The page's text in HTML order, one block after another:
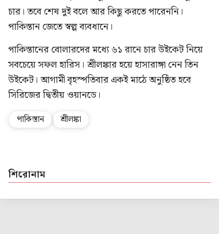
চার। তবে শেষ দুই বলে আর কিছু করতে পারেননি।
পাকিস্তান জেতে স্বল্প ব্যবধানে।
পাকিস্তানের বোলারদের মধ্যে ৬১ রানে চার উইকেট নিয়ে
সবচেয়ে সফল হারিস। শ্রীলঙ্কার হয়ে হাসারাঙ্গা নেন তিন
উইকেট। আগামী বৃহস্পতিবার একই মাঠে অনুষ্ঠিত হবে
সিরিজের দ্বিতীয় ওয়ানডে।
পাকিস্তান শ্রীলঙ্কা
শিরোনাম